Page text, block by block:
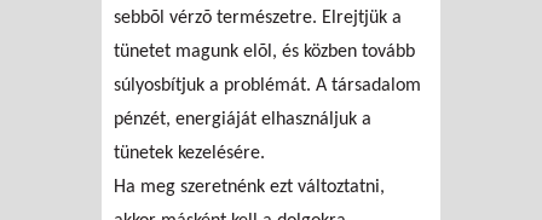
sebbõl vérzõ természetre. Elrejtjük a
tünetet magunk elõl, és közben tovább
súlyosbítjuk a problémát. A társadalom
pénzét, energiáját elhasználjuk a
tünetek kezelésére.
Ha meg szeretnénk ezt változtatni,